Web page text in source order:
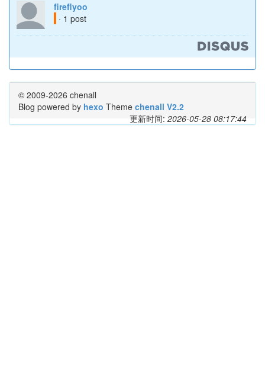
fireflyoo
· 1 post
© 2009-2026 chenall
Blog powered by hexo Theme chenall V2.2
更新时间: 2026-05-28 08:17:44